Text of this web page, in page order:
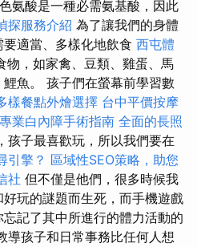
色氨酸是一種必需氨基酸，因此
探服務介紹 為了讓我們的身體
適當、多樣化地飲食 西屯體
物，如家禽、豆類、雞蛋、馬
魚。 孩子們在螢幕前學習數
樣餐點外燴選擇 台中平價按摩
專業白內障手術指南 全面的長照
孩子最喜歡玩，所以我們要在
引擎？ 區域性SEO策略，助您
社 但不僅是他們，很多時候我
玩的謎題而生死，而手機遊戲
記了其中所進行的體力活動的
導孩子和日常事務比任何人想